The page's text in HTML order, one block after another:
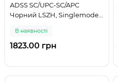
ADSS SC/UPC-SC/APC
Чорний LSZH, Singlemode
В наявності
1823.00 грн